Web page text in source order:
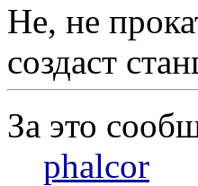
Не, не
создаст
За это
phalcor